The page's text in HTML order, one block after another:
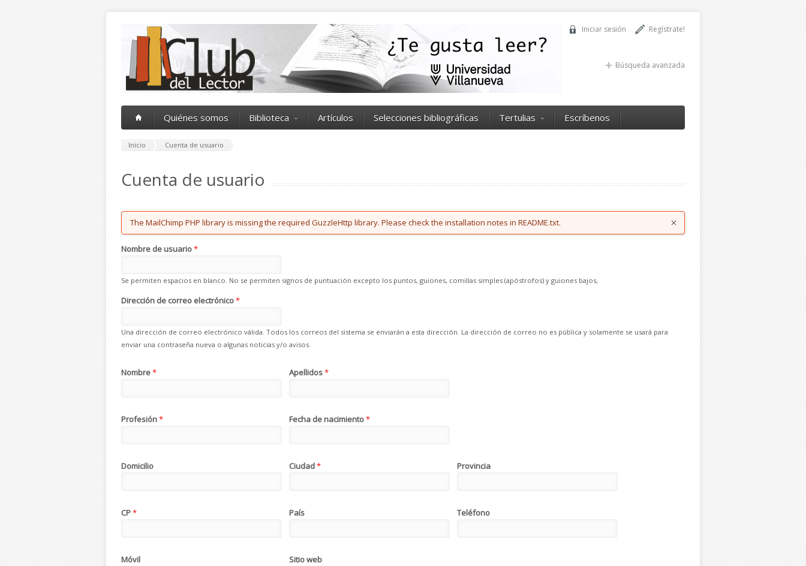
Regístrate!
Iniciar sesión
Búsqueda avanzada
Quiénes somos Biblioteca Artículos Selecciones bibliográficas Tertulias Escríbenos
Inicio Cuenta de usuario
Cuenta de usuario
Error message
The MailChimp PHP library is missing the required GuzzleHttp library. Please check the installation notes in README.txt.
Nombre de usuario*
Se permiten espacios en blanco. No se permiten signos de puntuación excepto los puntos, guiones, comillas simples (apóstrofos) y guiones bajos,
Dirección de correo electrónico*
Una dirección de correo electrónico válida. Todos los correos del sistema se enviarán a esta dirección. La dirección de correo no es pública y solamente se usará para
enviar una contraseña nueva o algunas noticias y/o avisos.
Nombre* Apellidos*
Profesión* Fecha de nacimiento*
Domicilio Ciudad* Provincia
CP* País Teléfono
Móvil Sitio web